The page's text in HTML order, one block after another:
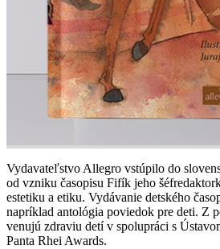
Vydavateľstvo Allegro vstúpilo do
od vzniku časopisu Fifík jeho
estetiku a etiku. Vydávanie detského
napríklad antológia poviedok pre deti. Z
venujú zdraviu detí v spolupráci s
Panta Rhei Awards.